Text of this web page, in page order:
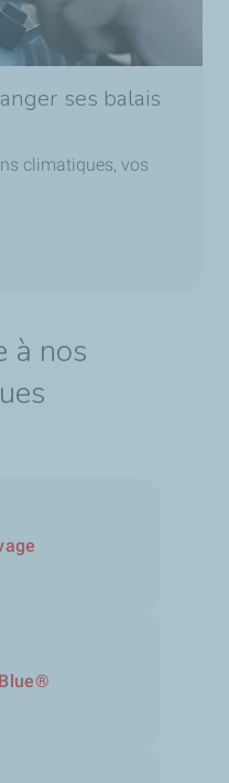
ses balais
climatiques, vos
à nos